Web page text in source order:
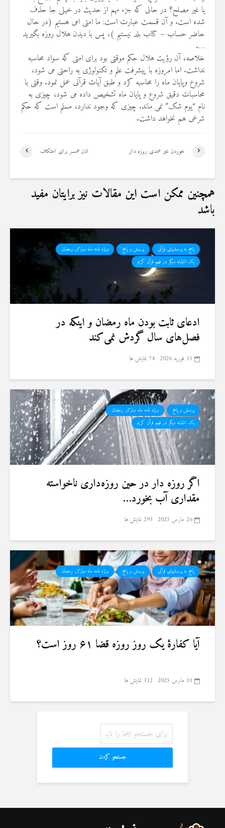
یا غیر مصلح؟ در حالی که جزء مهم از حدیث در خیلی جا حذف
شده است. و آن قسمت عبارت است: ما امتی امی هستیم (در حال
حاضر حساب – کتاب بلد نیستیم )، پس با دیدن هلال روزه بگیرید
….
خلاصه، آن رؤیت هلال حکم موقتی بود برای امتی که سواد محاسبه
نداشت. اما امروزه با پیشرفت علم و تکنولوژی به راحتی می شود،
شروع وپایان ماه را محاسبه کرد و طبق آیات قرآنی عمل نمود. وقتی با
محاسبات دقیق شروع و پایان ماه تشخیص داده می شود، چیزی به
نام “یوم شک” نمی ماند. چیزی که وجود ندارد، مسلم است که حکم
شرعی هم نخواهد داشت.
اذن همسر برای اعتکاف خوردن غیر عمدی روزه دار
همچنین ممکن است این مقالات نیز برایتان مفید
باشد
پاسخ به پرسشهای قرآنی پرسش و پاسخ
ویژه نامه ماه مبارک رمضان
یک اشتباه دیگر در فهم قرآن کریم
ادعای ثابت بودن ماه رمضان و اینکه در
فصل‌های سال گردش نمی‌کند
15 فوریه 2026 74 نمایش ها
پرسش و پاسخ
ویژه نامه ماه مبارک رمضان
یک اشتباه دیگر در فهم قرآن کریم
اگر روزه دار در حین روزه‌داری ناخواسته
مقداری آب بخورد…
26 مارس 2025 293 نمایش ها
پاسخ به پرسشهای قرآنی پرسش و پاسخ ویژه نامه ماه مبارک رمضان
آیا کفارهٔ یک روز روزه قضا ۶۱ روز است؟
11 مارس 2025 312 نمایش ها
جستجو کردن
18 نمایش ها